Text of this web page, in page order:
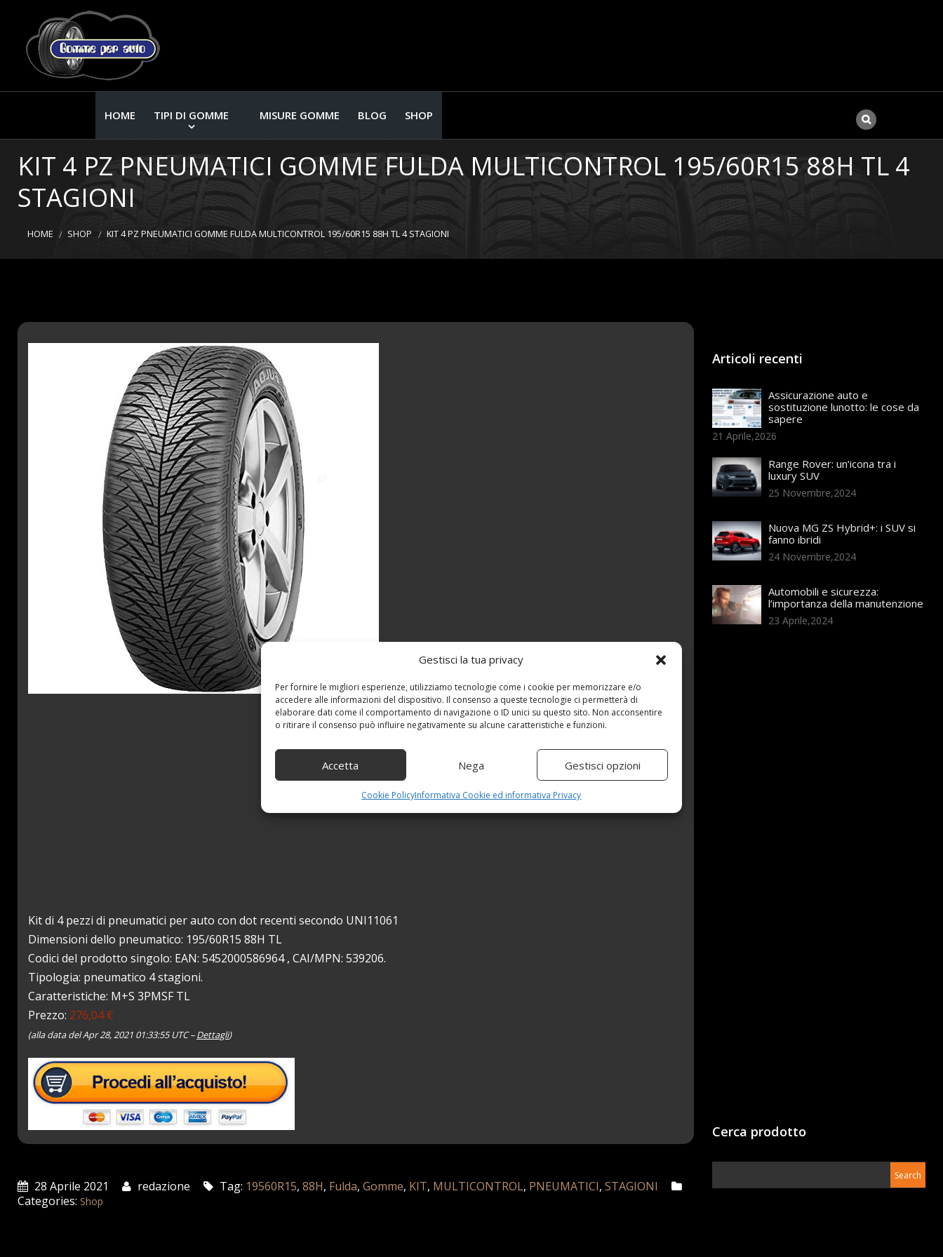
Gestisci la tua privacy
Per fornire le migliori esperienze, utilizziamo tecnologie come i cookie per memorizzare e/o
accedere alle informazioni del dispositivo. Il consenso a queste tecnologie ci permetterà di
elaborare dati come il comportamento di navigazione o ID unici su questo sito. Non acconsentire
o ritirare il consenso può influire negativamente su alcune caratteristiche e funzioni.
Accetta Nega Gestisci opzioni
Cookie PolicyInformativa Cookie ed informativa Privacy
HOME TIPI DI GOMME MISURE GOMME BLOG SHOP
KIT 4 PZ PNEUMATICI GOMME FULDA MULTICONTROL 195/60R15 88H TL 4
STAGIONI
HOME SHOP KIT 4 PZ PNEUMATICI GOMME FULDA MULTICONTROL 195/60R15 88H TL 4 STAGIONI
Kit di 4 pezzi di pneumatici per auto con dot recenti secondo UNI11061
Dimensioni dello pneumatico: 195/60R15 88H TL
Codici del prodotto singolo: EAN: 5452000586964 , CAI/MPN: 539206.
Tipologia: pneumatico 4 stagioni.
Caratteristiche: M+S 3PMSF TL
Prezzo: 276,04 €
(alla data del Apr 28, 2021 01:33:55 UTC –Dettagli)
28 Aprile 2021 redazione Tag: 19560R15,88H, Fulda,Gomme, KIT, MULTICONTROL, PNEUMATICI,STAGIONI
Categories: Shop
Articoli recenti
Assicurazione auto e
sostituzione lunotto: le cose da
sapere
21 Aprile,2026
Range Rover: un’icona tra i
luxury SUV
25 Novembre,2024
Nuova MG ZS Hybrid+: i SUV si
fanno ibridi
24 Novembre,2024
Automobili e sicurezza:
l’importanza della manutenzione
23 Aprile,2024
Cerca prodotto